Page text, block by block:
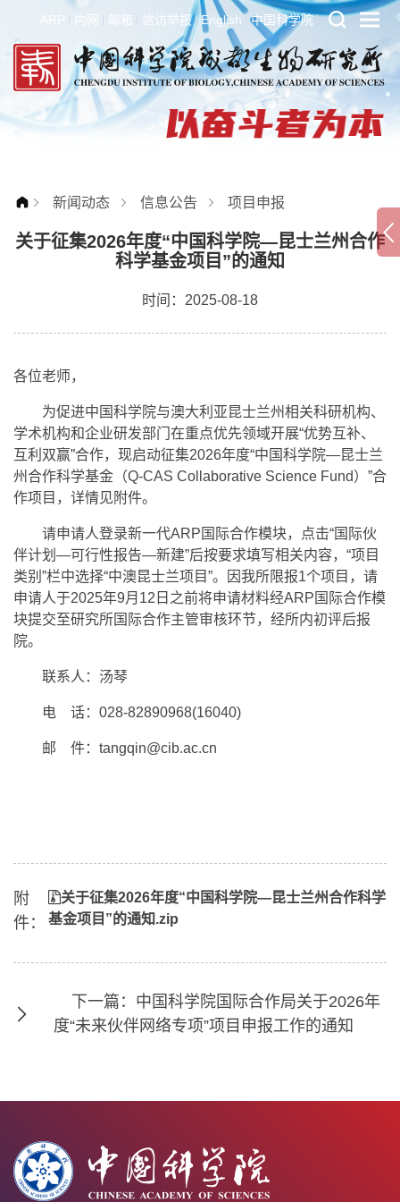
ARP 内网 邮箱 信访举报 English 中国科学院
新闻动态 信息公告 项目申报
关于征集2026年度“中国科学院—昆士兰州合作
科学基金项目”的通知
时间：2025-08-18
各位老师，
为促进中国科学院与澳大利亚昆士兰州相关科研机构、
学术机构和企业研发部门在重点优先领域开展“优势互补、
互利双赢”合作，现启动征集2026年度“中国科学院—昆士兰
州合作科学基金（Q-CAS Collaborative Science Fund）”合
作项目，详情见附件。
请申请人登录新一代ARP国际合作模块，点击“国际伙
伴计划—可行性报告—新建”后按要求填写相关内容，“项目
类别”栏中选择“中澳昆士兰项目”。因我所限报1个项目，请
申请人于2025年9月12日之前将申请材料经ARP国际合作模
块提交至研究所国际合作主管审核环节，经所内初评后报
院。
联系人：汤琴
电 话：028-82890968(16040)
邮 件：tangqin@cib.ac.cn
附
件：
关于征集2026年度“中国科学院—昆士兰州合作科学
基金项目”的通知.zip
下一篇：中国科学院国际合作局关于2026年
度“未来伙伴网络专项”项目申报工作的通知